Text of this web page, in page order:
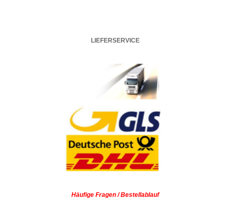
LIEFERSERVICE
Häufige Fragen / Bestellablauf